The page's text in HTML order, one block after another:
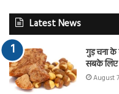
Latest News
गुड़ चना
सबके
August